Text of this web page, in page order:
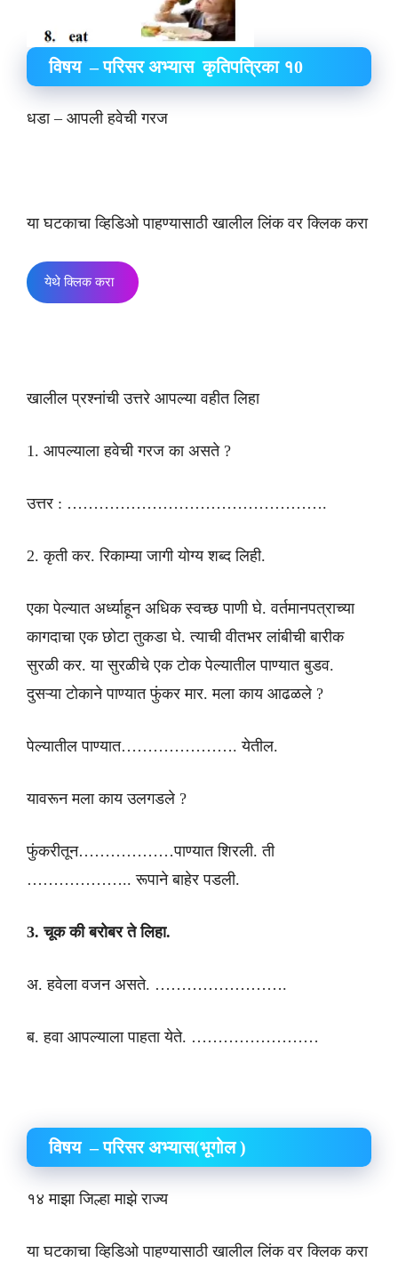
विषय – परिसर अभ्यास कृतिपत्रिका १0
धडा – आपली हवेची गरज
या घटकाचा व्हिडिओ पाहण्यासाठी खालील लिंक वर क्लिक करा
येथे क्लिक करा
खालील प्रश्नांची उत्तरे आपल्या वहीत लिहा
1. आपल्याला हवेची गरज का असते ?
उत्तर : ………………………………………….
2. कृती कर. रिकाम्या जागी योग्य शब्द लिही.
एका पेल्यात अर्ध्याहून अधिक स्वच्छ पाणी घे. वर्तमानपत्राच्या
कागदाचा एक छोटा तुकडा घे. त्याची वीतभर लांबीची बारीक
सुरळी कर. या सुरळीचे एक टोक पेल्यातील पाण्यात बुडव.
दुसऱ्या टोकाने पाण्यात फुंकर मार. मला काय आढळले ?
पेल्यातील पाण्यात…………………. येतील.
यावरून मला काय उलगडले ?
फुंकरीतून………………पाण्यात शिरली. ती
……………….. रूपाने बाहेर पडली.
3. चूक की बरोबर ते लिहा.
अ. हवेला वजन असते. …………………….
ब. हवा आपल्याला पाहता येते. ……………………
विषय – परिसर अभ्यास(भूगोल )
१४ माझा जिल्हा माझे राज्य
या घटकाचा व्हिडिओ पाहण्यासाठी खालील लिंक वर क्लिक करा